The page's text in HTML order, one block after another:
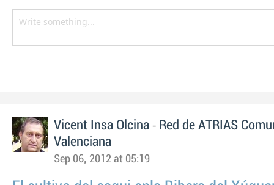
Vicent Insa Olcina - Red de ATRIAS
Valenciana
Sep 06, 2012 at 05:19